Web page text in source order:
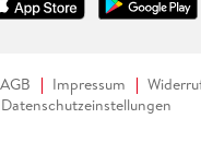
AGB Impressum
Datenschutzeinstellungen